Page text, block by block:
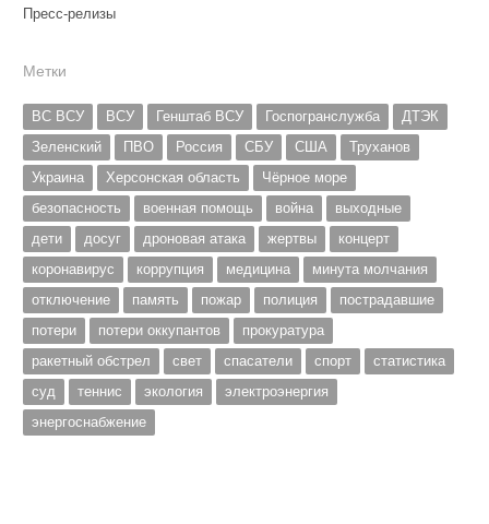
Пресс-релизы
Метки
ВС ВСУ ВСУ Генштаб ВСУ Госпогранслужба
ДТЭК
Зеленский
ПВО Россия СБУ США
Труханов
Украина
Херсонская область
Чёрное море
безопасность
военная помощь война
выходные
дети
досуг дроновая атака жертвы
концерт
коронавирус
коррупция медицина
минута молчания
отключение
память пожар полиция
пострадавшие
потери
потери оккупантов
прокуратура
ракетный обстрел
свет спасатели спорт
статистика
суд
теннис экология
электроэнергия
энергоснабжение